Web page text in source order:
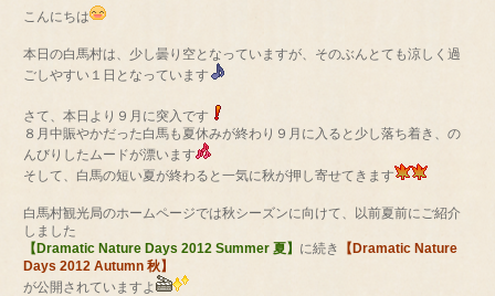
こんにちは
本日の白馬村は、少し曇り空となっていますが、そのぶんとても涼しく過
ごしやすい１日となっています
さて、本日より９月に突入です
８月中賑やかだった白馬も夏休みが終わり９月に入ると少し落ち着き、の
んびりしたムードが漂います
そして、白馬の短い夏が終わると一気に秋が押し寄せてきます
白馬村観光局のホームページでは秋シーズンに向けて、以前夏前にご紹介
しました
【Dramatic Nature Days 2012 Summer 夏】 に続き
【Dramatic Nature
Days 2012 Autumn 秋】
が公開されていますよ